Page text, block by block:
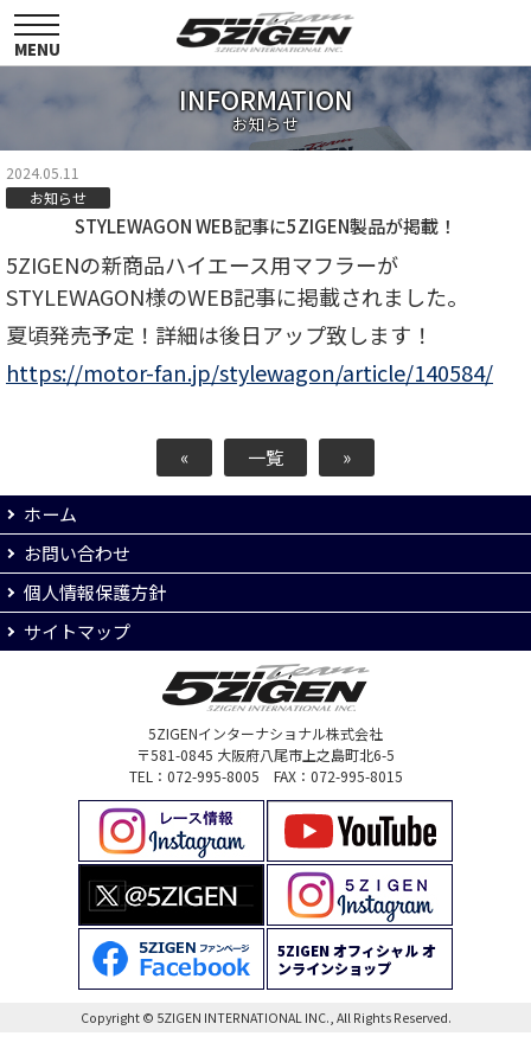
toggle
navigation
MENU
INFORMATION
お知らせ
2024.05.11
お知らせ
STYLEWAGON WEB記事に5ZIGEN製品が掲載！
5ZIGENの新商品ハイエース用マフラーが
STYLEWAGON様のWEB記事に掲載されました。
夏頃発売予定！詳細は後日アップ致します！
https://motor-fan.jp/stylewagon/article/140584/
« 一覧 »
ホーム
お問い合わせ
個人情報保護方針
サイトマップ
5ZIGENインターナショナル株式会社
〒581-0845 大阪府八尾市上之島町北6-5
TEL：072-995-8005 FAX：072-995-8015
5ZIGEN オフィシャル オ
ンラインショップ
Copyright © 5ZIGEN INTERNATIONAL INC., All Rights Reserved.